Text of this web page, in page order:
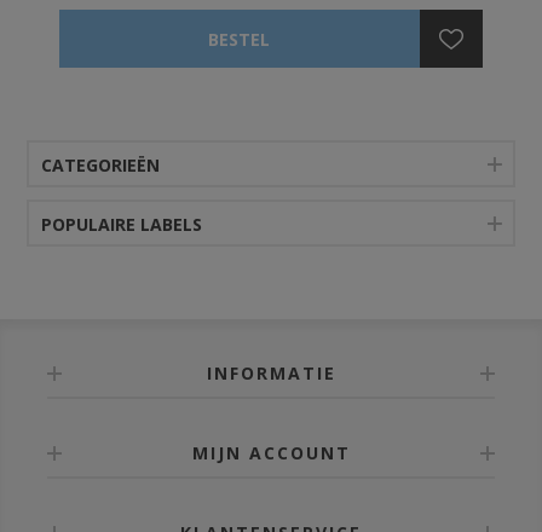
CATEGORIEËN
POPULAIRE LABELS
INFORMATIE
MIJN ACCOUNT